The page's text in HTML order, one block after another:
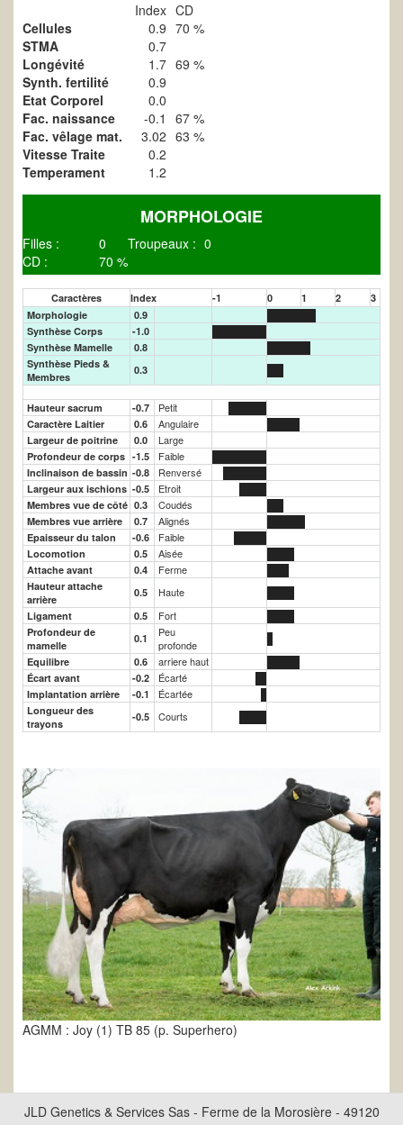
Index CD
Cellules
0.9 70 %
STMA
0.7
Longévité
1.7 69 %
Synth. fertilité
0.9
Etat Corporel
0.0
Fac. naissance
-0.1
67 %
Fac. vêlage mat.
3.02 63 %
Vitesse Traite
0.2
Temperament
1.2
MORPHOLOGIE
Filles : 0 Troupeaux : 0
CD :
70 %
Caractères Index -1 0 1 2
3
Morphologie
0.9
Synthèse Corps
-1.0
Synthèse Mamelle
0.8
Synthèse Pieds &
Membres
0.3
Hauteur sacrum -0.7 Petit
Caractère Laitier 0.6 Angulaire
Largeur de poitrine 0.0 Large
Profondeur de corps -1.5 Faible
Inclinaison de bassin -0.8 Renversé
Largeur aux ischions -0.5 Etroit
Membres vue de côté 0.3 Coudés
Membres vue arrière 0.7 Alignés
Epaisseur du talon -0.6 Faible
Locomotion 0.5 Aisée
Attache avant 0.4 Ferme
Hauteur attache
arrière
0.5 Haute
Ligament 0.5 Fort
Profondeur de
mamelle
0.1
Peu
profonde
Equilibre 0.6 arriere haut
Écart avant -0.2 Écarté
Implantation arrière -0.1 Écartée
Longueur des
trayons
-0.5 Courts
AGMM : Joy (1) TB 85 (p. Superhero)
JLD Genetics & Services Sas - Ferme de la Morosière - 49120